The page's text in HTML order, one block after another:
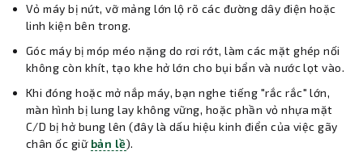
Vỏ máy bị nứt, vỡ mảng lớn lộ rõ các đường dây điện hoặc
linh kiện bên trong.
Góc máy bị móp méo nặng do rơi rớt, làm các mặt ghép nối
không còn khít, tạo khe hở lớn cho bụi bẩn và nước lọt vào.
Khi đóng hoặc mở nắp máy, bạn nghe tiếng "rắc rắc" lớn,
màn hình bị lung lay không vững, hoặc phần vỏ nhựa mặt
C/D bị hở bung lên (đây là dấu hiệu kinh điển của việc gãy
chân ốc giữ bản lề).